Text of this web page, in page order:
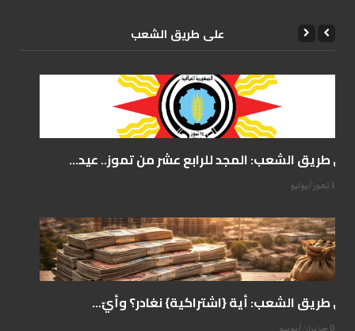
علی طریق الشعب
على طريق الشعب: المجد للرابع عشر من تموز.. عيد...
14 تموز/يوليو
على طريق الشعب: أية {اشتراكية} نغادر؟ وأيّ...
07 حزيران/يونيو